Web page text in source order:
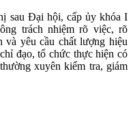
sau Đại hội, cấp ủy khóa I
trách nhiệm rõ việc, rõ
và yêu cầu chất lượng hiệu
đạo, tổ chức thực hiện có
xuyên kiểm tra, giám